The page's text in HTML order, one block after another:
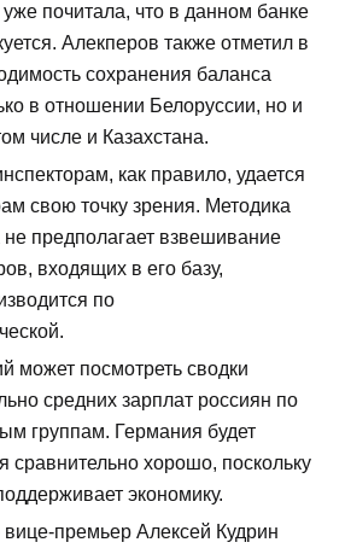
почитала, что в данном банке
Алекперов также отметил в
сохранения баланса
в отношении Белоруссии, но и
числе и Казахстана.
как правило, удается
свою точку зрения. Методика
не предполагает взвешивание
входящих в его базу,
по
посмотреть сводки
средних зарплат россиян по
группам. Германия будет
сравнительно хорошо, поскольку
экономику.
премьер Алексей Кудрин